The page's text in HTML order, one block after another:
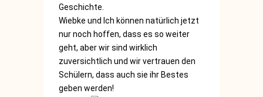
Geschichte.
Wiebke und Ich können natürlich jetzt
nur noch hoffen, dass es so weiter
geht, aber wir sind wirklich
zuversichtlich und wir vertrauen den
Schülern, dass auch sie ihr Bestes
geben werden!